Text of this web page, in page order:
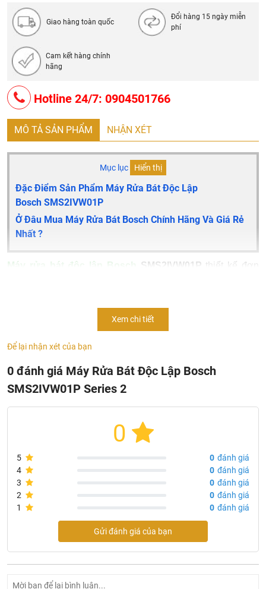
Dòng điện: 220-240V/50-60 Hz/10A
Giao hàng toàn quốc
Đổi hàng 15 ngày miễn
phí
Cam kết hàng chính
hãng
Hotline 24/7: 0904501766
MÔ TẢ SẢN PHẨM NHẬN XÉT
Mục lục Hiển thị
Đặc Điểm Sản Phẩm Máy Rửa Bát Độc Lập
Bosch SMS2IVW01P
Ở Đâu Mua Máy Rửa BátBosch Chính Hãng Và Giá Rẻ
Nhất ?
Máy rửa bát độc lập Bosch SMS2IVW01P thiết kế đơn
rửa, chương trình nhắc vệ sinh máy, tính năng Aquastop,
hẹn giờ 24 tiếng, điều khiển bằng ứng dụng trên điện thoại
Xem chi tiết
Để lại nhận xét của bạn
0 đánh giá Máy Rửa Bát Độc Lập Bosch
SMS2IVW01P Series 2
0
5 0 đánh giá
4
0 đánh giá
3
0 đánh giá
2
0 đánh giá
1
0 đánh giá
Gửi đánh giá của bạn